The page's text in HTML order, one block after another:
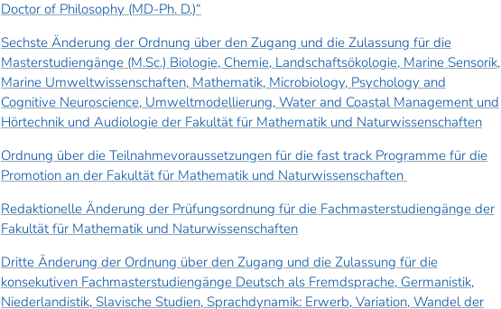
Doctor of Philosophy (MD-Ph. D.)“
Sechste Änderung der Ordnung über den Zugang und die Zulassung für die
Masterstudiengänge (M.Sc.) Biologie, Chemie, Landschaftsökologie, Marine Sensorik,
Marine Umweltwissenschaften, Mathematik, Microbiology, Psychology and
Cognitive Neuroscience, Umweltmodellierung, Water and Coastal Management und
Hörtechnik und Audiologie der Fakultät für Mathematik und Naturwissenschaften
Ordnung über die Teilnahmevoraussetzungen für die fast track Programme für die
Promotion an der Fakultät für Mathematik und Naturwissenschaften
Redaktionelle Änderung der Prüfungsordnung für die Fachmasterstudiengänge der
Fakultät für Mathematik und Naturwissenschaften
Dritte Änderung der Ordnung über den Zugang und die Zulassung für die
konsekutiven Fachmasterstudiengänge Deutsch als Fremdsprache, Germanistik,
Niederlandistik, Slavische Studien, Sprachdynamik: Erwerb, Variation, Wandel der